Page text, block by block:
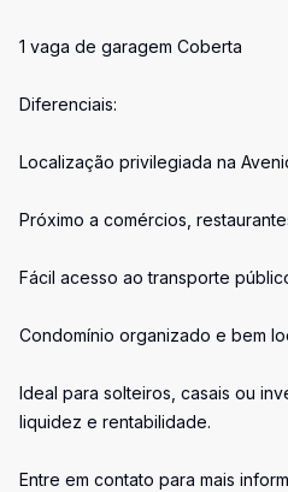
1 vaga de garagem Coberta
Diferenciais:
Localização privilegiada na
Próximo a comércios,
Fácil acesso ao transporte
Condomínio organizado e bem
Ideal para solteiros, casais ou
liquidez e rentabilidade.
Entre em contato para mais